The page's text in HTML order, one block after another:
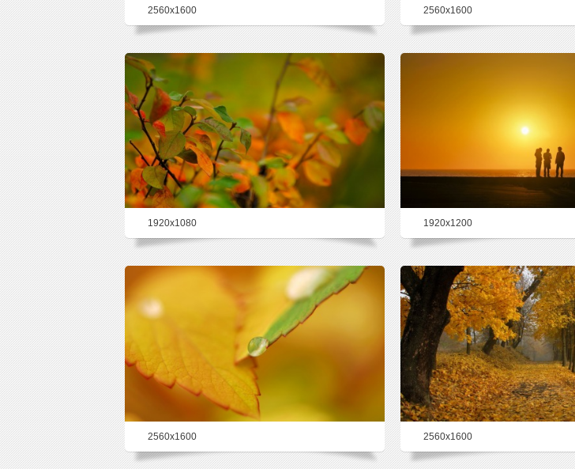
2560x1600 2560x1600
1920x1080 1920x1200
2560x1600 2560x1600